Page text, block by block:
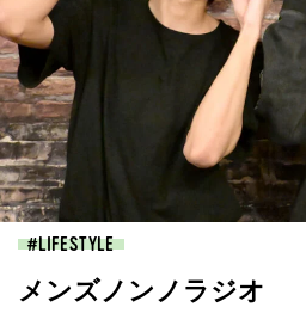
LIFESTYLE
メンズノンノラジオ